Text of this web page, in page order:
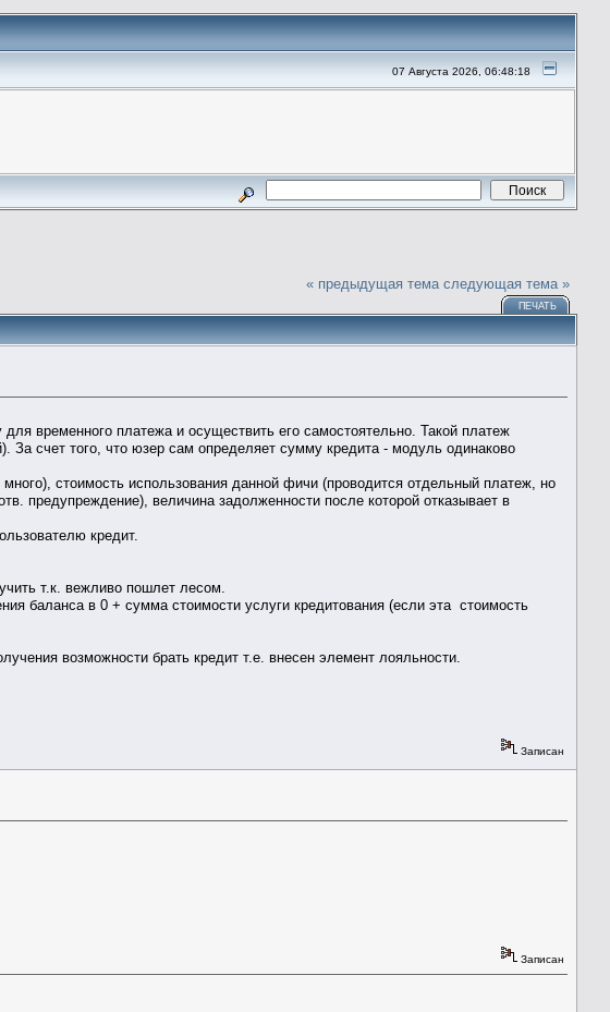
07 Августа 2026, 06:48:18
« предыдущая тема следующая тема »
ПЕЧАТЬ
временного платежа и осуществить его самостоятельно. Такой платеж
За счет того, что юзер сам определяет сумму кредита - модуль одинаково
стоимость использования данной фичи (проводится отдельный платеж, но
предупреждение), величина задолженности после которой отказывает в
кредит.
т.к. вежливо пошлет лесом.
баланса в 0 + сумма стоимости услуги кредитования (если эта стоимость
возможности брать кредит т.е. внесен элемент лояльности.
Записан
Записан